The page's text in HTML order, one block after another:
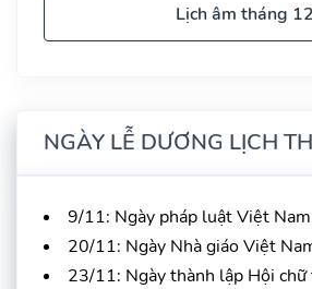
Lịch âm tháng 12
NGÀY LỄ DƯƠNG LỊCH
9/11: Ngày pháp luật Việt
20/11: Ngày Nhà giáo Việt
23/11: Ngày thành lập Hội